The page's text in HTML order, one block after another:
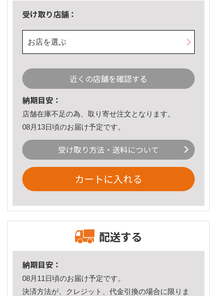
受け取り店舗：
お店を選ぶ
近くの店舗を確認する
納期目安：
店舗在庫不足の為、取り寄せ注文となります。
08月13日頃のお届け予定です。
受け取り方法・送料について
カートに入れる
配送する
納期目安：
08月11日頃のお届け予定です。
決済方法が、クレジット、代金引換の場合に限りま